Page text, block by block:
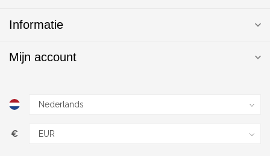
Informatie
Mijn account
€